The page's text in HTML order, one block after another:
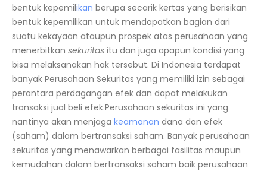
bentuk kepemilikan berupa secarik kertas yang berisikan
bentuk kepemilikan untuk mendapatkan bagian dari
suatu kekayaan ataupun prospek atas perusahaan yang
menerbitkan sekuritas itu dan juga apapun kondisi yang
bisa melaksanakan hak tersebut. Di Indonesia terdapat
banyak Perusahaan Sekuritas yang memiliki izin sebagai
perantara perdagangan efek dan dapat melakukan
transaksi jual beli efek.Perusahaan sekuritas ini yang
nantinya akan menjaga keamanan dana dan efek
(saham) dalam bertransaksi saham. Banyak perusahaan
sekuritas yang menawarkan berbagai fasilitas maupun
kemudahan dalam bertransaksi saham baik perusahaan